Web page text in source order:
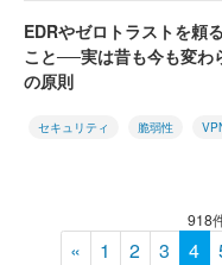
EDRやゼロトラストを頼
こと──実は昔も今も変わ
の原則
セキュリティ 脆弱性
918
« 1 2 3 4